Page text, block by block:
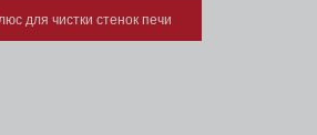
для чистки стенок печи